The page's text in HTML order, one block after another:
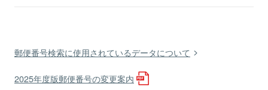
郵便番号検索に使用されているデータについて
2025年度版郵便番号の変更案内